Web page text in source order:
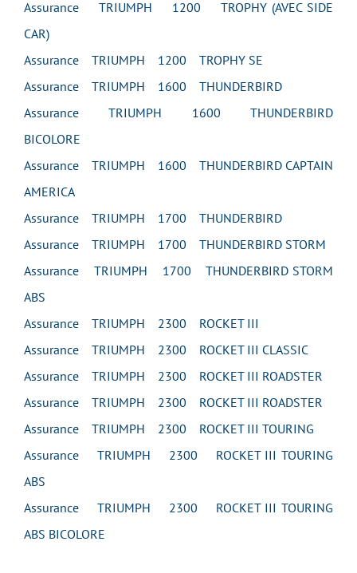
Assurance TRIUMPH 1200 TROPHY (AVEC SIDE
CAR)
Assurance TRIUMPH 1200 TROPHY SE
Assurance TRIUMPH 1600 THUNDERBIRD
Assurance TRIUMPH 1600 THUNDERBIRD
BICOLORE
Assurance TRIUMPH 1600 THUNDERBIRD CAPTAIN
AMERICA
Assurance TRIUMPH 1700 THUNDERBIRD
Assurance TRIUMPH 1700 THUNDERBIRD STORM
Assurance TRIUMPH 1700 THUNDERBIRD STORM
ABS
Assurance TRIUMPH 2300 ROCKET III
Assurance TRIUMPH 2300 ROCKET III CLASSIC
Assurance TRIUMPH 2300 ROCKET III ROADSTER
Assurance TRIUMPH 2300 ROCKET III ROADSTER
Assurance TRIUMPH 2300 ROCKET III TOURING
Assurance TRIUMPH 2300 ROCKET III TOURING
ABS
Assurance TRIUMPH 2300 ROCKET III TOURING
ABS BICOLORE